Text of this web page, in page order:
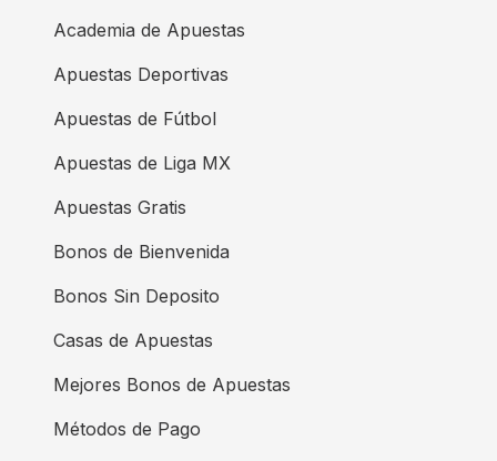
Academia de Apuestas
Apuestas Deportivas
Apuestas de Fútbol
Apuestas de Liga MX
Apuestas Gratis
Bonos de Bienvenida
Bonos Sin Deposito
Casas de Apuestas
Mejores Bonos de Apuestas
Métodos de Pago